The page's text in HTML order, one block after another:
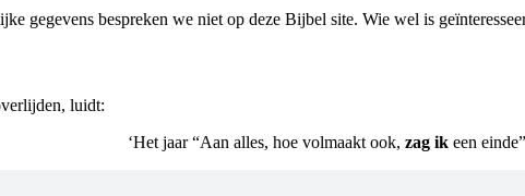
gegevens bespreken we niet op deze Bijbel site. Wie wel is
luidt:
‘Het jaar “Aan alles, hoe volmaakt ook, zag ik een